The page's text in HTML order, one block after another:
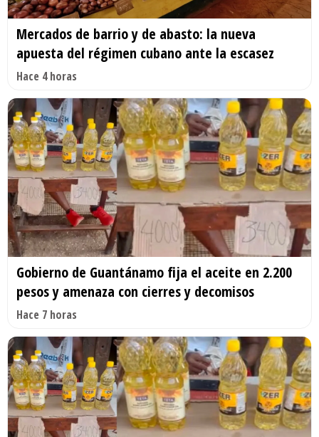
Mercados de barrio y de abasto: la nueva
apuesta del régimen cubano ante la escasez
Hace 4 horas
Gobierno de Guantánamo fija el aceite en 2.200
pesos y amenaza con cierres y decomisos
Hace 7 horas